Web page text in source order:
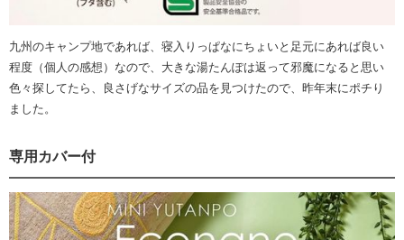
九州のキャンプ地であれば、寝入りっぱなにちょいと足元にあれば良い
程度（個人の感想）なので、大きな湯たんぽは返って邪魔になると思い
色々探してたら、良さげなサイズの品を見つけたので、昨年末にポチり
ました。
専用カバー付